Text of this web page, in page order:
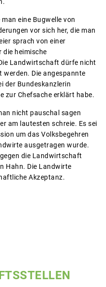
eine Bugwelle von
vor sich her, die man
sprach von einer
die heimische
Landwirtschaft dürfe nicht
Die angespannte
der Bundeskanzlerin
zur Chefsache erklärt habe.
nicht pauschal sagen
am lautesten schreie. Es sei
um das Volksbegehren
ausgetragen wurde.
die Landwirtschaft
Hahn. Die Landwirte
Akzeptanz.